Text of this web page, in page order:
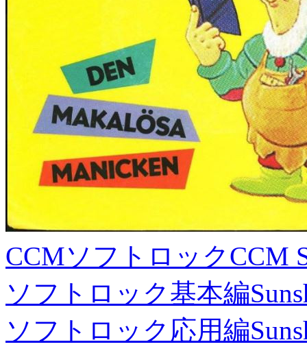
CCMソフトロックCCM
ソフトロック基本編
ソフトロック応用編